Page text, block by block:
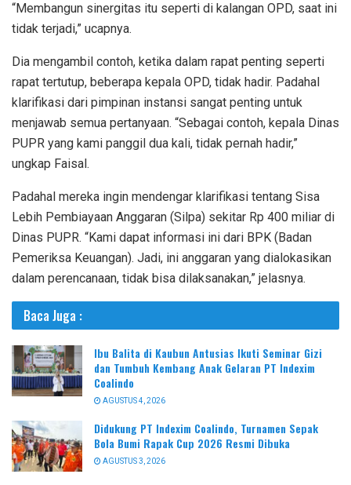
“Membangun sinergitas itu seperti di kalangan OPD, saat ini
tidak terjadi,” ucapnya.
Dia mengambil contoh, ketika dalam rapat penting seperti
rapat tertutup, beberapa kepala OPD, tidak hadir. Padahal
klarifikasi dari pimpinan instansi sangat penting untuk
menjawab semua pertanyaan. “Sebagai contoh, kepala Dinas
PUPR yang kami panggil dua kali, tidak pernah hadir,”
ungkap Faisal.
Padahal mereka ingin mendengar klarifikasi tentang Sisa
Lebih Pembiayaan Anggaran (Silpa) sekitar Rp 400 miliar di
Dinas PUPR. “Kami dapat informasi ini dari BPK (Badan
Pemeriksa Keuangan). Jadi, ini anggaran yang dialokasikan
dalam perencanaan, tidak bisa dilaksanakan,” jelasnya.
Baca Juga :
Ibu Balita di Kaubun Antusias Ikuti Seminar Gizi
dan Tumbuh Kembang Anak Gelaran PT Indexim
Coalindo
AGUSTUS 4, 2026
Didukung PT Indexim Coalindo, Turnamen Sepak
Bola Bumi Rapak Cup 2026 Resmi Dibuka
AGUSTUS 3, 2026